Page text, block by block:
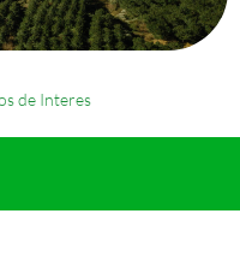
de Interes